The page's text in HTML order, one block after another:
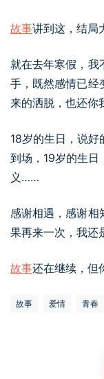
故事讲到这，结局
就在去年寒假，我
手，既然感情已经
来的洒脱，也还你
18岁的生日，说
到场，19岁的生
义……
感谢相遇，感谢相
果再来一次，我还
故事还在继续，但
故事 爱情 青春